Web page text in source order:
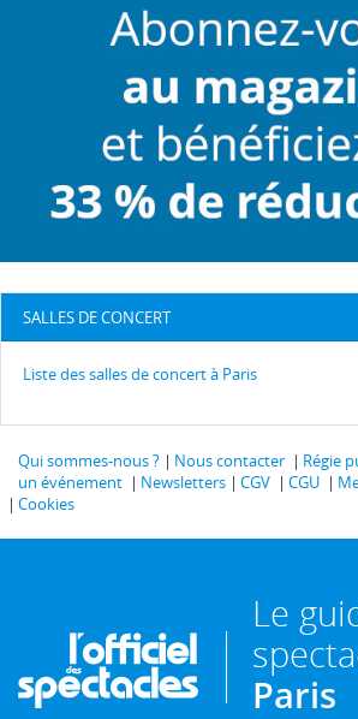
SALLES DE CONCERT
Liste des salles de concert à Paris
Qui sommes-nous ? Nous contacter Régie
un événement
Newsletters CGV CGU
Cookies
Le
Paris